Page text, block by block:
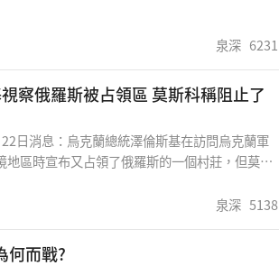
鳳凰城表示，民主黨“對特朗普總統和我本人
“進行了虛假的初選”。 他說：&l
泉深 6231
被占領區 莫斯科稱阻止了
22日消息：烏克蘭總統澤倫斯基在訪問烏克蘭軍
地區時宣布又占領了俄羅斯的一個村莊，但莫斯
空軍基地進行了無人機襲擊，這是對俄羅斯全面
一個地區滲透其邊境的企圖，而基輔在 8 月 6
曾這麽說過。 這次襲擊發生在距離烏克蘭入侵
泉深 5138
我們為何而戰?